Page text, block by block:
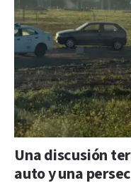
Una discusión
auto y una